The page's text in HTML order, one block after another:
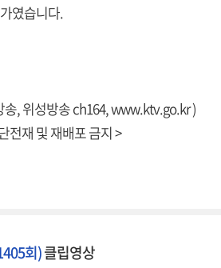
였습니다.
, 위성방송 ch164,www.ktv.go.kr)
재 및 재배포 금지 >
회)클립영상